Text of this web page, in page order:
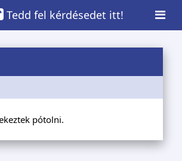
Tedd fel kérdésedet itt!
pótolni.